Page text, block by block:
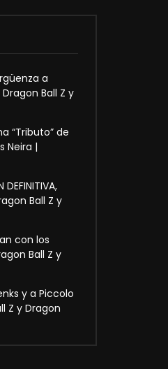
a
Ball Z y
“Tributo” de
Neira |
Ball Z y
con los
Ball Z y
y a Piccolo
Z y Dragon